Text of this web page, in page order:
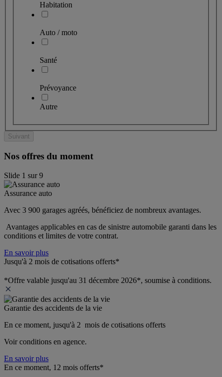
Habitation
Auto / moto
Santé
Prévoyance
Autre
Suivant
Nos offres du moment
Slide 1 sur9
Assurance auto
Avec 3 900 garages agréés, bénéficiez de nombreux avantages.
Avantages applicables en cas de sinistre automobile garanti dans les
conditions et limites de votre contrat.
En savoir plus
Jusqu'à 2 mois de cotisations offerts*
*Offre valable jusqu'au 31 décembre 2026*, soumise à conditions.
Garantie des accidents de la vie
En ce moment, jusqu'à 2  mois de cotisations offerts
Voir conditions en agence.
En savoir plus
En ce moment, 12 mois offerts*